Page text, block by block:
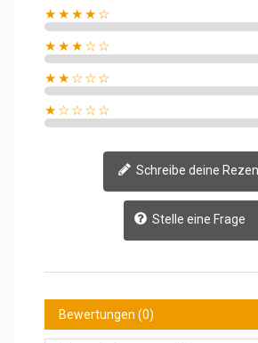
★★★★☆
★★★☆☆
★★☆☆☆
★☆☆☆☆
Schreibe deine
Stelle eine Frage
Bewertungen (0)